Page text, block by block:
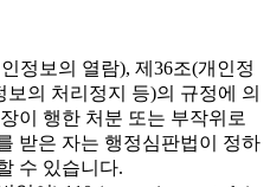
정보의 열람), 제36조(개인정
보의 처리정지 등)의 규정에 의
이 행한 처분 또는 부작위로
받은 자는 행정심판법이 정하
수 있습니다.